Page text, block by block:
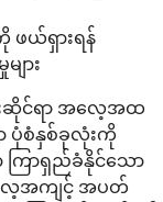
ဖယ်ရှားရန်
ျား
းဆိုင်ရာ အလေ့အထ
ပုံစံနှစ်ခုလုံးကို
ြာရှည်ခံနိုင်သော
လေ့အကျင့် အပတ်